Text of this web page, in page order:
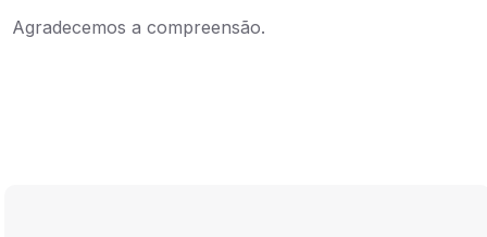
Agradecemos a compreensão.